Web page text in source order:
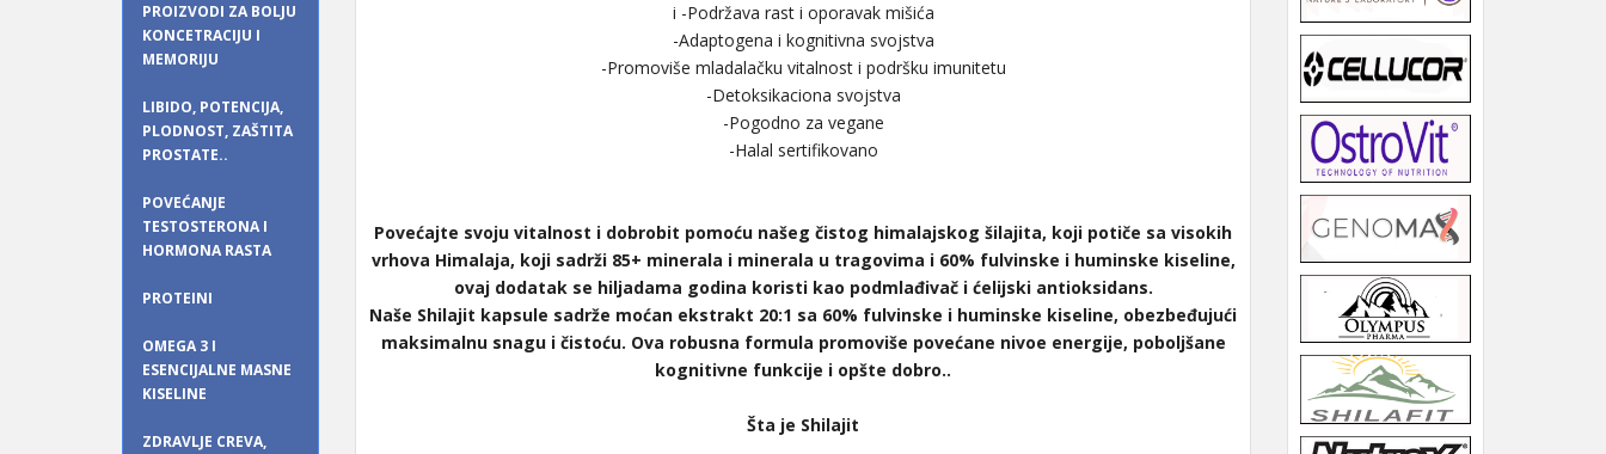
PROIZVODI ZA BOLJU
KONCETRACIJU I
MEMORIJU
LIBIDO, POTENCIJA,
PLODNOST, ZAŠTITA
PROSTATE..
POVEĆANJE
TESTOSTERONA I
HORMONA RASTA
PROTEINI
OMEGA 3 I
ESENCIJALNE MASNE
KISELINE
ZDRAVLJE CREVA,
i -Podržava rast i oporavak mišića
-Adaptogena i kognitivna svojstva
-Promoviše mladalačku vitalnost i podršku imunitetu
-Detoksikaciona svojstva
-Pogodno za vegane
-Halal sertifikovano
Povećajte svoju vitalnost i dobrobit pomoću našeg čistog himalajskog šilajita, koji potiče sa visokih
vrhova Himalaja, koji sadrži 85+ minerala i minerala u tragovima i 60% fulvinske i huminske kiseline,
ovaj dodatak se hiljadama godina koristi kao podmlađivač i ćelijski antioksidans.
Naše Shilajit kapsule sadrže moćan ekstrakt 20:1 sa 60% fulvinske i huminske kiseline, obezbeđujući
maksimalnu snagu i čistoću. Ova robusna formula promoviše povećane nivoe energije, poboljšane
kognitivne funkcije i opšte dobro..
Šta je Shilajit